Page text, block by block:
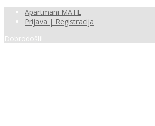
Apartmani MATE
Prijava | Registracija
Dobrodošli!